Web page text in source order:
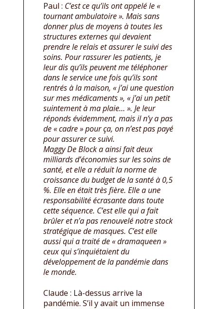
Paul : C’est ce qu’ils ont appelé le «
tournant ambulatoire ». Mais sans
donner plus de moyens à toutes les
structures externes qui devaient
prendre le relais et assurer le suivi des
soins. Pour rassurer les patients, je
leur dis qu’ils peuvent me téléphoner
dans le service une fois qu’ils sont
rentrés à la maison, « j’ai une question
sur mes médicaments », « j’ai un petit
suintement à ma plaie… ». Je leur
réponds évidemment, mais il n’y a pas
de « cadre » pour ça, on n’est pas payé
pour assurer ce suivi.
Maggy De Block a ainsi fait deux
milliards d’économies sur les soins de
santé, et elle a réduit la norme de
croissance du budget de la santé à 0,5
%. Elle en était très fière. Elle a une
responsabilité écrasante dans toute
cette séquence. C’est elle qui a fait
brûler et n’a pas renouvelé notre stock
stratégique de masques. C’est elle
aussi qui a traité de « dramaqueen »
ceux qui s’inquiétaient du
développement de la pandémie dans
le monde.
Claude : Là-dessus arrive la
pandémie. S’il y avait un immense